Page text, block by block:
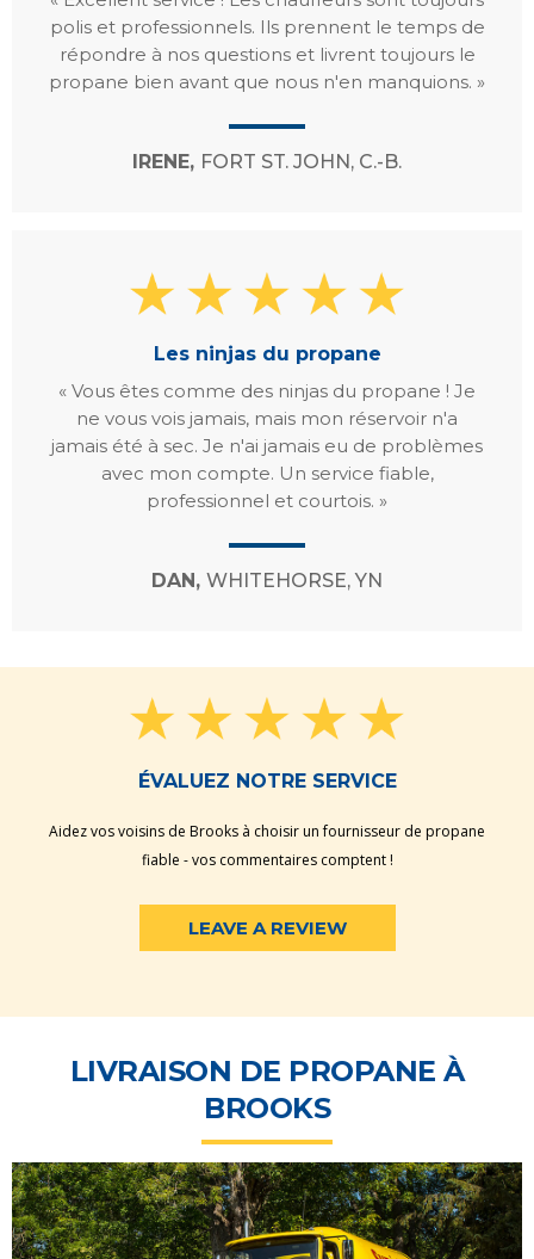
polis et professionnels. Ils prennent le temps de
répondre à nos questions et livrent toujours le
propane bien avant que nous n'en manquions. »
IRENE, FORT ST. JOHN, C.-B.
Les ninjas du propane
« Vous êtes comme des ninjas du propane ! Je
ne vous vois jamais, mais mon réservoir n'a
jamais été à sec. Je n'ai jamais eu de problèmes
avec mon compte. Un service fiable,
professionnel et courtois. »
DAN, WHITEHORSE, YN
ÉVALUEZ NOTRE SERVICE
Aidez vos voisins de Brooks à choisir un fournisseur de propane
fiable - vos commentaires comptent !
LEAVE A REVIEW
LIVRAISON DE PROPANE À
BROOKS